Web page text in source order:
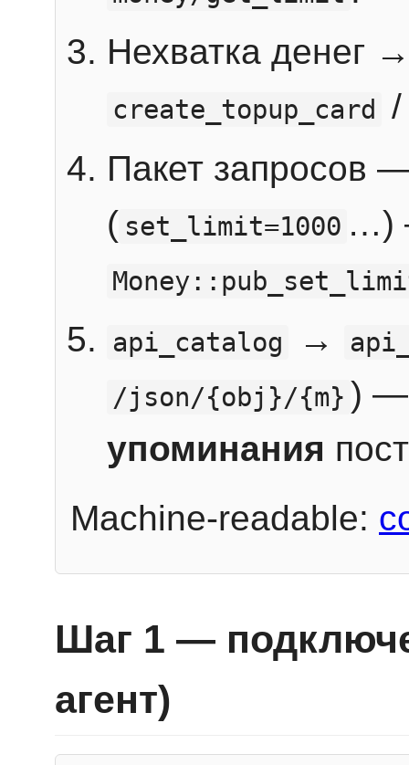
Нехватка денег
create_topup_card
Пакет запросов
( set_limit=1000 …)
api_catalog
→
/json/{obj}/{m} ) —
упоминания
Machine-readable:
Шаг 1 —
агент)